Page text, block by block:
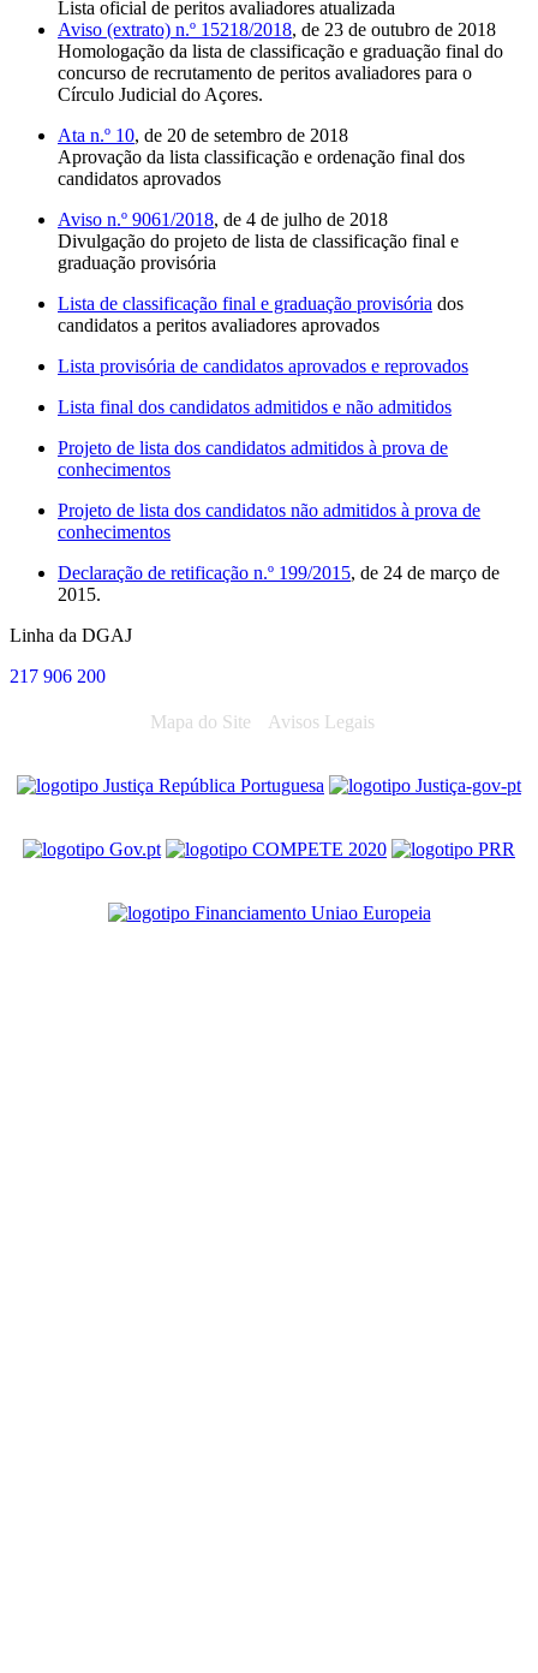
Lista oficial de peritos avaliadores atualizada
Aviso (extrato) n.º 15218/2018, de 23 de outubro de 2018
Homologação da lista de classificação e graduação final do
concurso de recrutamento de peritos avaliadores para o
Círculo Judicial do Açores.
Ata n.º 10, de 20 de setembro de 2018
Aprovação da lista classificação e ordenação final dos
candidatos aprovados
Aviso n.º 9061/2018, de 4 de julho de 2018
Divulgação do projeto de lista de classificação final e
graduação provisória
Lista de classificação final e graduação provisória dos
candidatos a peritos avaliadores aprovados
Lista provisória de candidatos aprovados e reprovados
Lista final dos candidatos admitidos e não admitidos
Projeto de lista dos candidatos admitidos à prova de
conhecimentos
Projeto de lista dos candidatos não admitidos à prova de
conhecimentos
Declaração de retificação n.º 199/2015, de 24 de março de
2015.
Linha da DGAJ
217 906 200
Mapa do Site Avisos Legais